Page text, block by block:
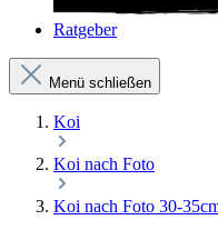
Ratgeber
Menü schließen
Koi
Koi nach Foto
Koi nach Foto 30-